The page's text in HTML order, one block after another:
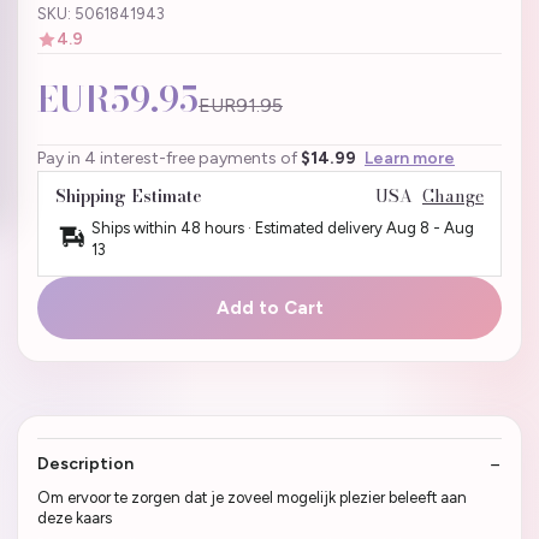
SKU: 5061841943
4.9
EUR59.95EUR91.95
Pay in 4 interest-free payments of $14.99 Learn more
Shipping Estimate USA Change
Ships within 48 hours · Estimated delivery Aug 8 - Aug
13
Add to Cart
Description
Om ervoor te zorgen dat je zoveel mogelijk plezier beleeft aan
deze kaars